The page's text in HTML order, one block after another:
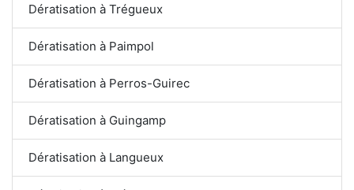
Dératisation à Trégueux
Dératisation à Paimpol
Dératisation à Perros-Guirec
Dératisation à Guingamp
Dératisation à Langueux